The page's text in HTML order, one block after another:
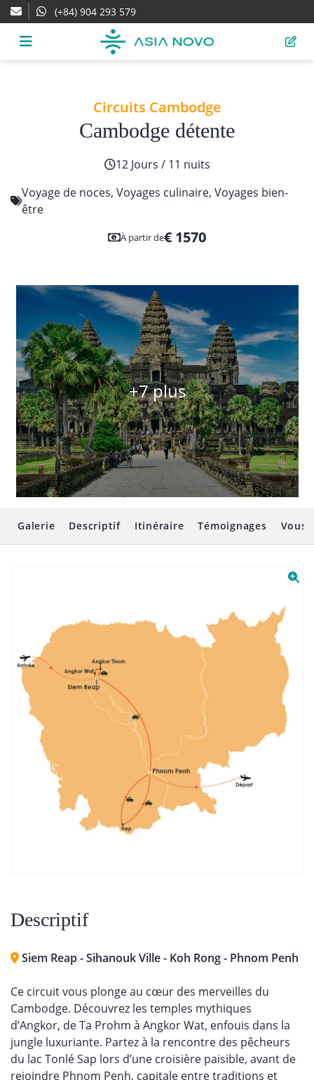
(+84) 904 293 579
Circuits Cambodge
Cambodge détente
12 Jours / 11 nuits
Voyage de noces, Voyages culinaire, Voyages bien-
être
À partir de€ 1570
+7 plus
Galerie Descriptif Itinéraire Témoignages Vous
Descriptif
Siem Reap - Sihanouk Ville - Koh Rong - Phnom Penh
Ce circuit vous plonge au cœur des merveilles du
Cambodge. Découvrez les temples mythiques
d’Angkor, de Ta Prohm à Angkor Wat, enfouis dans la
jungle luxuriante. Partez à la rencontre des pêcheurs
du lac Tonlé Sap lors d’une croisière paisible, avant de
rejoindre Phnom Penh, capitale entre traditions et